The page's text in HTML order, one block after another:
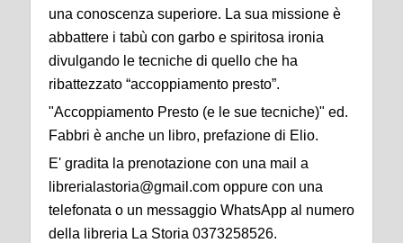
una conoscenza superiore. La sua missione è
abbattere i tabù con garbo e spiritosa ironia
divulgando le tecniche di quello che ha
ribattezzato “accoppiamento presto”.
"Accoppiamento Presto (e le sue tecniche)" ed.
Fabbri è anche un libro, prefazione di Elio.
E' gradita la prenotazione con una mail a
librerialastoria@gmail.com oppure con una
telefonata o un messaggio WhatsApp al numero
della libreria La Storia 0373258526.